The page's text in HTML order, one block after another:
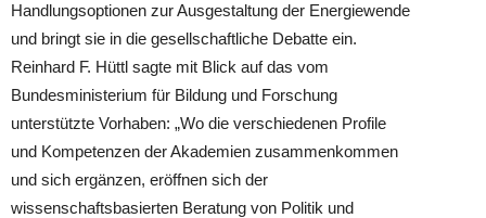
Handlungsoptionen zur Ausgestaltung der Energiewende
und bringt sie in die gesellschaftliche Debatte ein.
Reinhard F. Hüttl sagte mit Blick auf das vom
Bundesministerium für Bildung und Forschung
unterstützte Vorhaben: „Wo die verschiedenen Profile
und Kompetenzen der Akademien zusammenkommen
und sich ergänzen, eröffnen sich der
wissenschaftsbasierten Beratung von Politik und